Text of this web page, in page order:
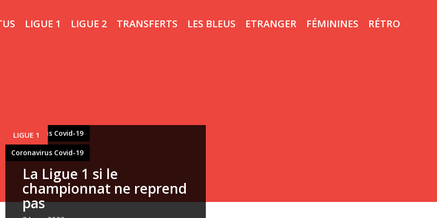
LIGUE 1 LIGUE 2 TRANSFERTS LES BLEUS ETRANGER FÉMININES RÉTRO
Coronavirus Covid-19
LIGUE 1
Coronavirus Covid-19
La Ligue 1 si le
championnat ne reprend
pas